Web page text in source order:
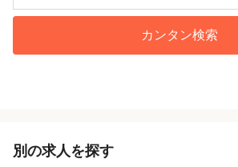
カンタン検索
別の求人を探す